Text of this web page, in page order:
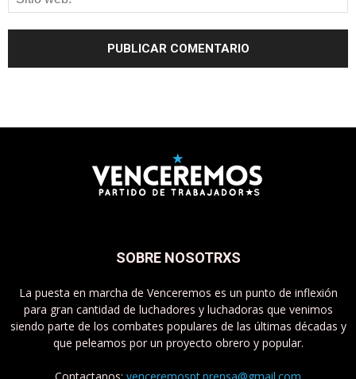
SOBRE NOSOTRXS
La puesta en marcha de Venceremos es un punto de inflexión
para gran cantidad de luchadores y luchadoras que venimos
siendo parte de los combates populares de las últimas décadas y
que peleamos por un proyecto obrero y popular.
Contactanos: venceremospt.prensa@gmail.com